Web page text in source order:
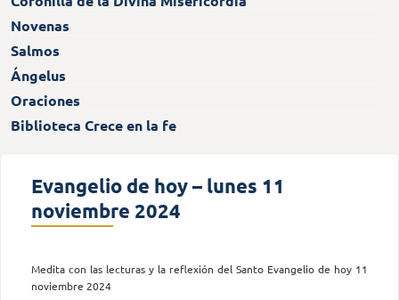
Novenas
Salmos
Ángelus
Oraciones
Biblioteca Crece en la fe
Evangelio de hoy – lunes 11
noviembre 2024
Medita con las lecturas y la reflexión del Santo Evangelio de hoy 11
noviembre 2024